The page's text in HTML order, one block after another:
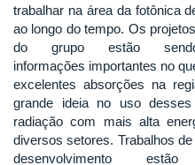
trabalhar na área da fotônica
ao longo do tempo. Os
do grupo estão
informações importantes no
excelentes absorções na
grande ideia no uso
radiação com mais alta
diversos setores. Trabalhos
desenvolvimento